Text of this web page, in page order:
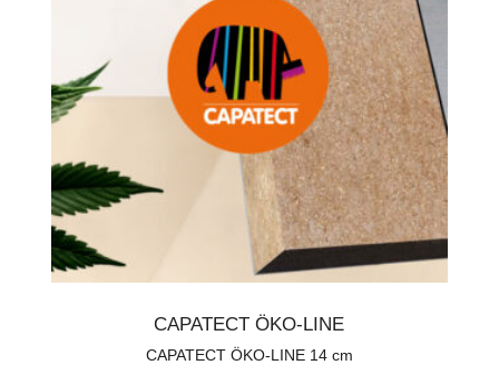
CAPATECT ÖKO-LINE
CAPATECT ÖKO-LINE 14 cm